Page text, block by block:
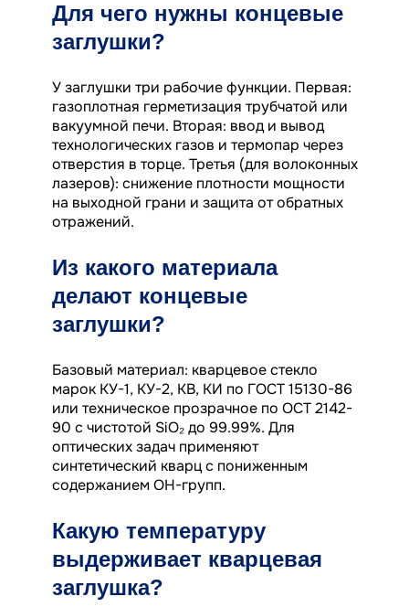
Для чего нужны концевые
заглушки?
У заглушки три рабочие функции. Первая:
газоплотная герметизация трубчатой или
вакуумной печи. Вторая: ввод и вывод
технологических газов и термопар через
отверстия в торце. Третья (для волоконных
лазеров): снижение плотности мощности
на выходной грани и защита от обратных
отражений.
Из какого материала
делают концевые
заглушки?
Базовый материал: кварцевое стекло
марок КУ-1, КУ-2, КВ, КИ по ГОСТ 15130-86
или техническое прозрачное по ОСТ 2142-
90 с чистотой SiO₂ до 99.99%. Для
оптических задач применяют
синтетический кварц с пониженным
содержанием OH-групп.
Какую температуру
выдерживает кварцевая
заглушка?